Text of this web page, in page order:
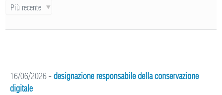
Più recente
16/06/2026-designazione responsabile della conservazione
digitale